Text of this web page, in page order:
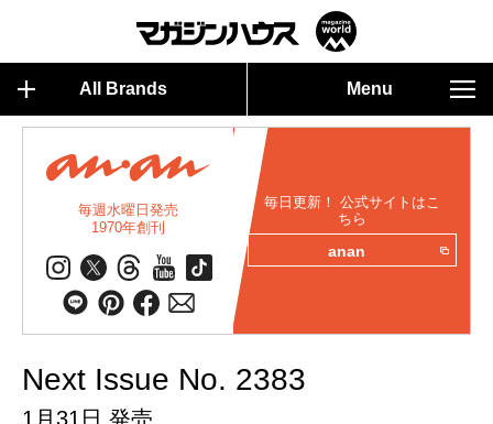
All Brands Menu
毎週水曜日発売
1970年創刊
毎日更新！ 公式サイトはこ
ちら
anan
Next Issue No. 2383
1月31日 発売